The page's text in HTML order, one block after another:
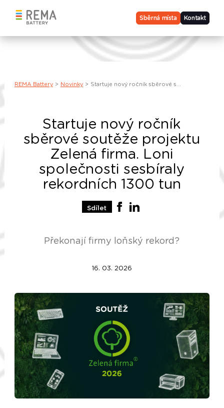
Sběrná místa Kontakt
REMA Battery > Novinky > Startuje nový ročník sběrové s...
Startuje nový ročník
sběrové soutěže projektu
Zelená firma. Loni
společnosti sesbíraly
rekordních 1300 tun
Sdílet
Překonají firmy loňský rekord?
16. 03. 2026